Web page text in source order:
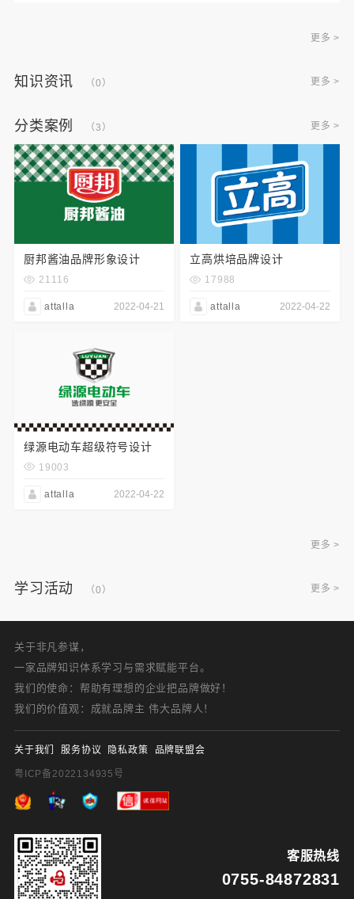
更多 >
知识资讯 （0） 更多 >
分类案例 （3） 更多 >
厨邦酱油品牌形象设计
21116
attalla 2022-04-21
立高烘培品牌设计
17988
attalla 2022-04-22
绿源电动车超级符号设计
19003
attalla 2022-04-22
更多 >
学习活动 （0） 更多 >
关于非凡参谋，
一家品牌知识体系学习与需求赋能平台。
我们的使命：帮助有理想的企业把品牌做好！
我们的价值观：成就品牌主 伟大品牌人！
客服热线
0755-84872831
关于我们 服务协议 隐私政策 品牌联盟会
粤ICP备2022134935号